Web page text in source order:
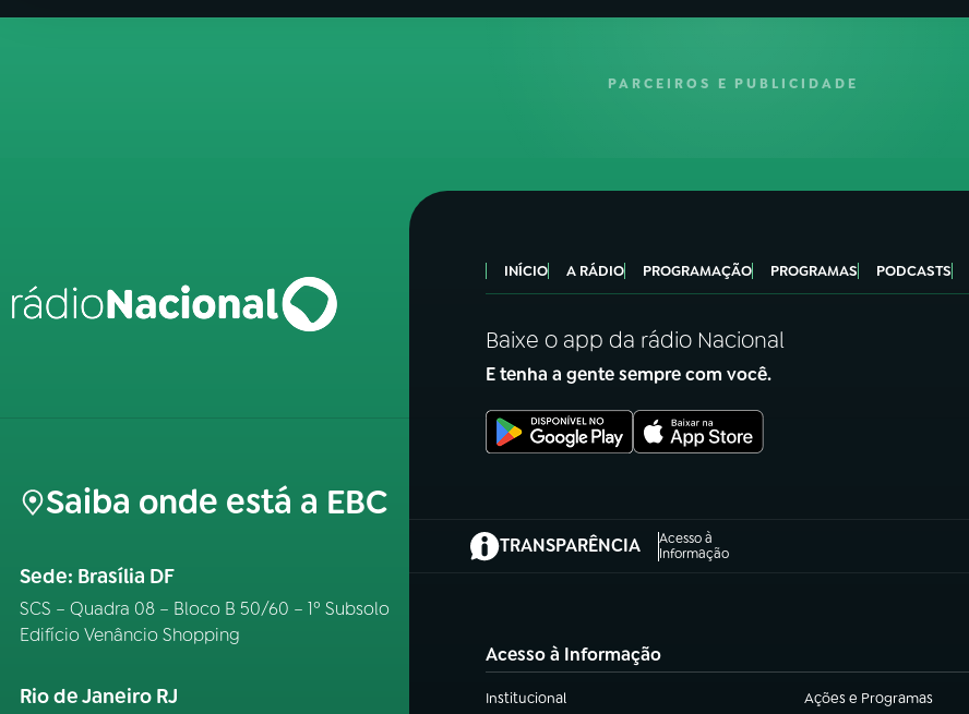
PARCEIROS E PUBLICIDADE
Saiba onde está a EBC
Sede: Brasília DF
SCS – Quadra 08 – Bloco B 50/60 – 1º Subsolo
Edifício Venâncio Shopping
Rio de Janeiro RJ
INÍCIO A RÁDIO PROGRAMAÇÃO PROGRAMAS PODCASTS
Baixe o app da rádio Nacional
E tenha a gente sempre com você.
TRANSPARÊNCIA
Acesso à
Informação
(abre em nova aba)
Acesso à Informação
Institucional
(abre em nova aba) Ações e Programas
(abre em nova aba)